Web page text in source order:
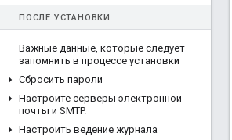
ПОСЛЕ УСТАНОВКИ
Важные данные, которые следует
запомнить в процессе установки
Сбросить пароли
Настройте серверы электронной
почты и SMTP.
Настроить ведение журнала